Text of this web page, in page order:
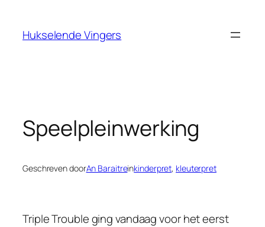
Hukselende Vingers
Speelpleinwerking
Geschreven doorAn Baraitreinkinderpret, kleuterpret
Triple Trouble ging vandaag voor het eerst